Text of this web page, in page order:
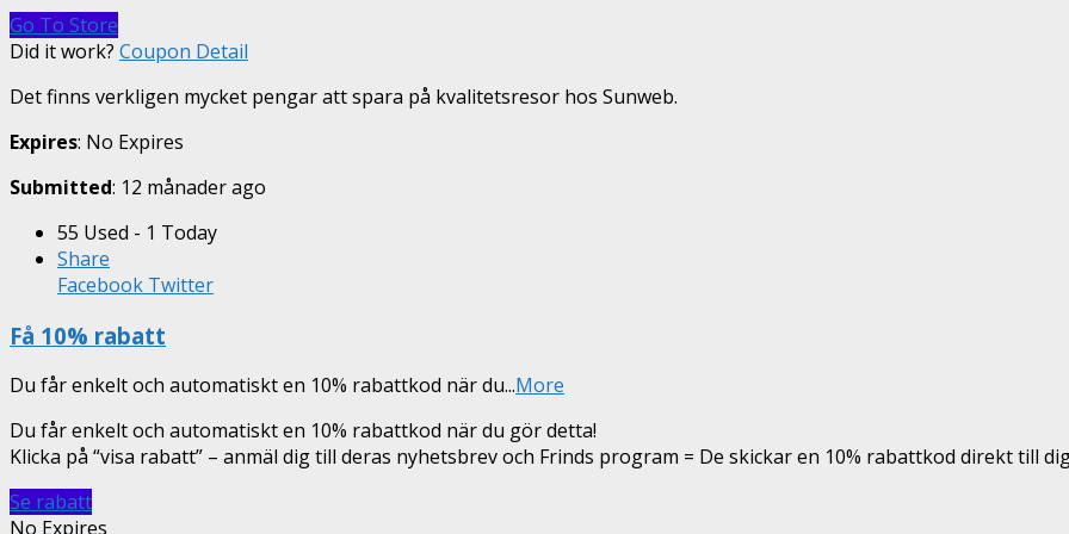
Go To Store
Did it work? Coupon Detail
Det finns verkligen mycket pengar att spara på kvalitetsresor hos Sunweb.
Expires: No Expires
Submitted: 12 månader ago
55 Used - 1 Today
Share
Facebook Twitter
Få 10% rabatt
Du får enkelt och automatiskt en 10% rabattkod när du...More
Du får enkelt och automatiskt en 10% rabattkod när du gör detta!
Klicka på “visa rabatt” – anmäl dig till deras nyhetsbrev och Frinds program = De skickar en 10% rabattkod direkt till
Se rabatt
No Expires